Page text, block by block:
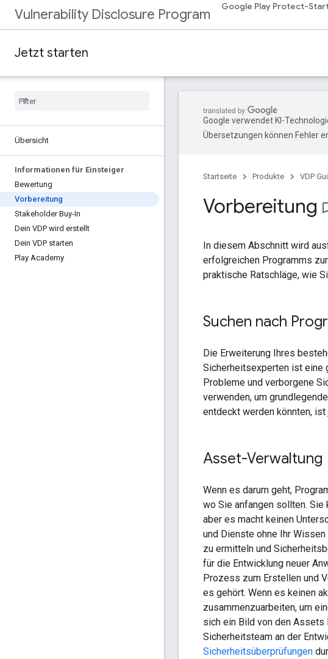
Vulnerability Disclosure Program Google Play Protect-
Jetzt starten
Übersicht
Informationen für Einsteiger
Bewertung
Vorbereitung
Stakeholder Buy-In
Dein VDP wird erstellt
Dein VDP starten
Play Academy
Google verwendet KI-
Übersetzungen können Fehler
Startseite Produkte VDP
Vorbereitung
In diesem Abschnitt wird
erfolgreichen Programms
praktische Ratschläge, wie
Suchen nach
Die Erweiterung Ihres
Sicherheitsexperten ist eine
Probleme und verborgene
verwenden, um
entdeckt werden könnten,
Asset-Verwaltung
Wenn es darum geht,
wo Sie anfangen sollten.
aber es macht keinen
und Dienste ohne Ihr
zu ermitteln und
für die Entwicklung neuer
Prozess zum Erstellen und
es gehört. Wenn es keinen
zusammenzuarbeiten, um
sich ein Bild von den
Sicherheitsteam an der
Sicherheitsüberprüfungen